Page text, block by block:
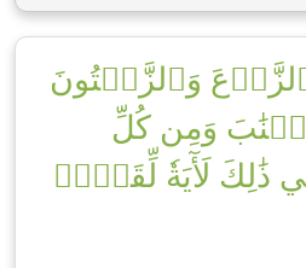
وَٱلزَّيۡتُونَ
وَمِن كُلِّ
ذَٰلِكَ لَأٓيَةٗ لِّقَوۡمٖ